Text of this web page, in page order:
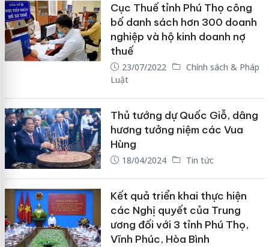
Cục Thuế tỉnh Phú Thọ công
bố danh sách hơn 300 doanh
nghiệp và hộ kinh doanh nợ
thuế
23/07/2022
Chính sách & Pháp
Luật
Thủ tướng dự Quốc Giỗ, dâng
hương tưởng niệm các Vua
Hùng
18/04/2024 Tin tức
Kết quả triển khai thực hiện
các Nghị quyết của Trung
ương đối với 3 tỉnh Phú Thọ,
Vĩnh Phúc, Hòa Bình